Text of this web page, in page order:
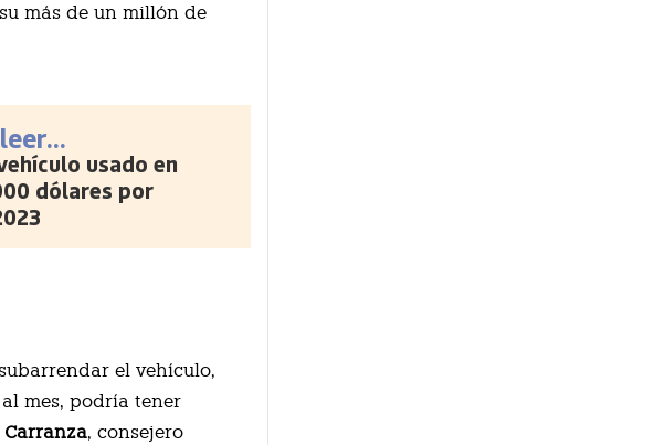
más de un millón de
usado en
dólares por
el vehículo,
mes, podría tener
, consejero